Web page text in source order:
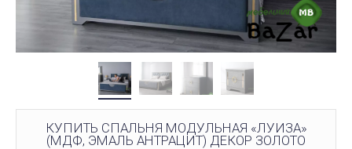
КУПИТЬ СПАЛЬНЯ МОДУЛЬНАЯ «ЛУИЗА»
(МДФ, ЭМАЛЬ АНТРАЦИТ) ДЕКОР ЗОЛОТО